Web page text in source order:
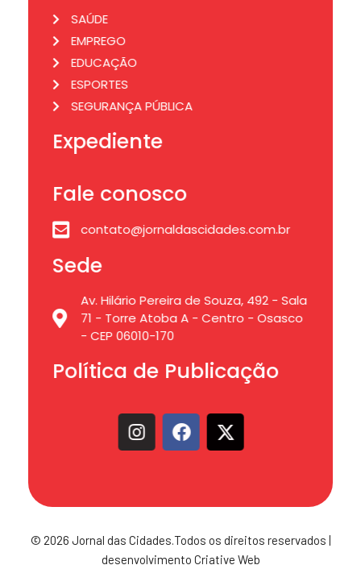
SAÚDE
EMPREGO
EDUCAÇÃO
ESPORTES
SEGURANÇA PÚBLICA
Expediente
Fale conosco
contato@jornaldascidades.com.br
Sede
Av. Hilário Pereira de Souza, 492 - Sala
71 - Torre Atoba A - Centro - Osasco
- CEP 06010-170
Política de Publicação
© 2026 Jornal das Cidades.Todos os direitos reservados |
desenvolvimento Criative Web